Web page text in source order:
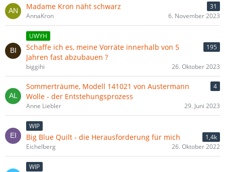
Madame Kron näht schwarz
31
AnnaKron
6. November 2023
UWYH
Schaffe ich es, meine Vorräte innerhalb von 5
Jahren fast abzubauen ?
195
biggihi 26. Oktober 2023
Sommerträume, Modell 141021 von Austermann
Wolle - der Entstehungsprozess
4
Anne Liebler 29. Juni 2023
WIP
Big Blue Quilt - die Herausforderung für mich
1,4k
Eichelberg
26. Oktober 2022
WIP